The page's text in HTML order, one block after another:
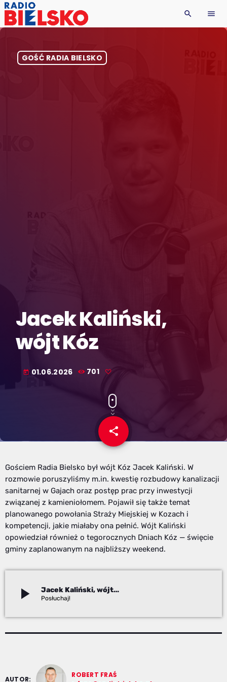
search menu
GOŚĆ RADIA BIELSKO
Jacek Kaliński,
wójt Kóz
today 01.06.2026 701
share
email
Gościem Radia Bielsko był wójt Kóz Jacek Kaliński. W
rozmowie poruszyliśmy m.in. kwestię rozbudowy kanalizacji
sanitarnej w Gajach oraz postęp prac przy inwestycji
związanej z kamieniołomem. Pojawił się także temat
planowanego powołania Straży Miejskiej w Kozach i
kompetencji, jakie miałaby ona pełnić. Wójt Kaliński
opowiedział również o tegorocznych Dniach Kóz — święcie
gminy zaplanowanym na najbliższy weekend.
play_arrow Jacek Kaliński, wójt Kóz
AUTOR:
ROBERT FRAŚ